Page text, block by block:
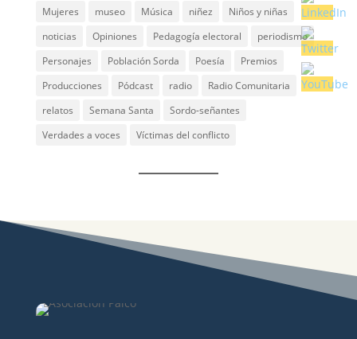
Mujeres
museo Música niñez
Niños y niñas
noticias
Opiniones Pedagogía electoral
periodismo
Personajes
Población Sorda Poesía
Premios
Producciones
Pódcast radio
Radio Comunitaria
relatos
Semana Santa
Sordo-señantes
Verdades a voces
Víctimas del conflicto